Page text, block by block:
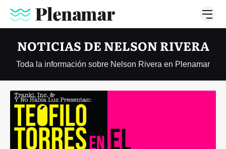
NOTICIAS DE NELSON RIVERA
Toda la información sobre Nelson Rivera en Plenamar